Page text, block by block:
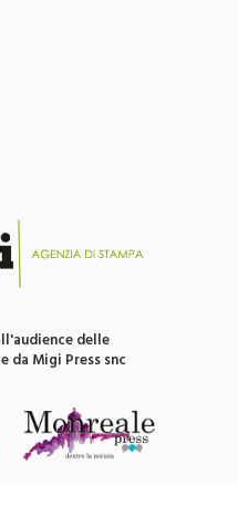
delle
Migi Press snc